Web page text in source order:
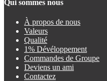
Qui sommes nous
À propos de nous
Valeurs
Qualité
1% Dévéloppement
Commandes de Groupe
Deviens un ami
Contactez